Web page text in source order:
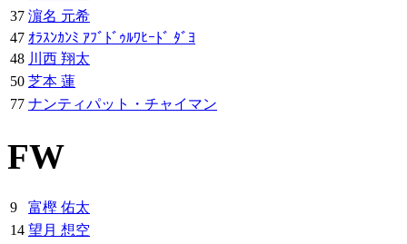
37 濵名 元希
47 ｵﾗｽﾝｶﾝﾐ ｱﾌﾞﾄﾞｩﾙﾜﾋｰﾄﾞ ﾀﾞﾖ
48 川西 翔太
50 芝本 蓮
77 ナンティパット・チャイマン
FW
9
富樫 佑太
14 望月 想空